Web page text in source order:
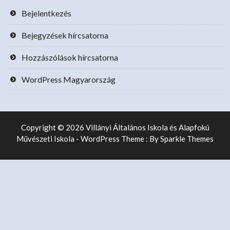
Bejelentkezés
Bejegyzések hírcsatorna
Hozzászólások hírcsatorna
WordPress Magyarország
Copyright © 2026 Villányi Általános Iskola és Alapfokú
Művészeti Iskola - WordPress Theme : BySparkle Themes